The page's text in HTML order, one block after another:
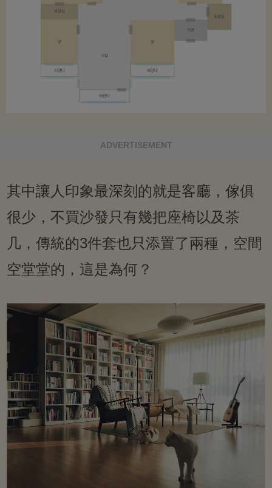
ADVERTISEMENT
其中讓人印象最深刻的就是客廳，傢俱
很少，不買沙發只有幾把座椅以及茶
几，傳統的3件套也只添置了兩種，空間
空堂堂的，這是為何？